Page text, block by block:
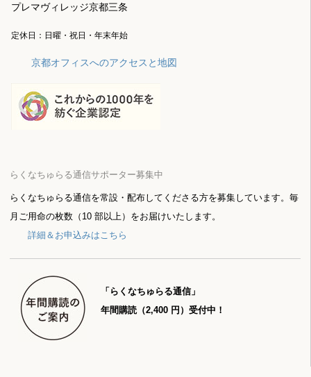
プレマヴィレッジ京都三条
定休日：日曜・祝日・年末年始
京都オフィスへのアクセスと地図
らくなちゅらる通信サポーター募集中
らくなちゅらる通信を常設・配布してくださる方を募集しています。毎
月ご用命の枚数（10 部以上）をお届けいたします。
詳細＆お申込みはこちら
「らくなちゅらる通信」
年間購読（2,400 円）受付中！